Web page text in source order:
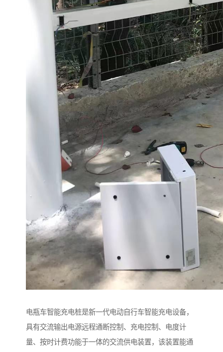
电瓶车智能充电桩是新一代电动自行车智能充电设备，
具有交流输出电源远程通断控制、充电控制、电度计
量、按时计费功能于一体的交流供电装置，该装置能通